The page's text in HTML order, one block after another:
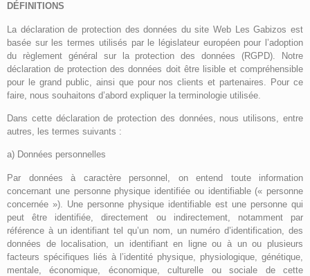
DÉFINITIONS
La déclaration de protection des données du site Web Les Gabizos est
basée sur les termes utilisés par le législateur européen pour l’adoption
du règlement général sur la protection des données (RGPD). Notre
déclaration de protection des données doit être lisible et compréhensible
pour le grand public, ainsi que pour nos clients et partenaires. Pour ce
faire, nous souhaitons d’abord expliquer la terminologie utilisée.
Dans cette déclaration de protection des données, nous utilisons, entre
autres, les termes suivants :
a) Données personnelles
Par données à caractère personnel, on entend toute information
concernant une personne physique identifiée ou identifiable (« personne
concernée »). Une personne physique identifiable est une personne qui
peut être identifiée, directement ou indirectement, notamment par
référence à un identifiant tel qu’un nom, un numéro d’identification, des
données de localisation, un identifiant en ligne ou à un ou plusieurs
facteurs spécifiques liés à l’identité physique, physiologique, génétique,
mentale, économique, économique, culturelle ou sociale de cette